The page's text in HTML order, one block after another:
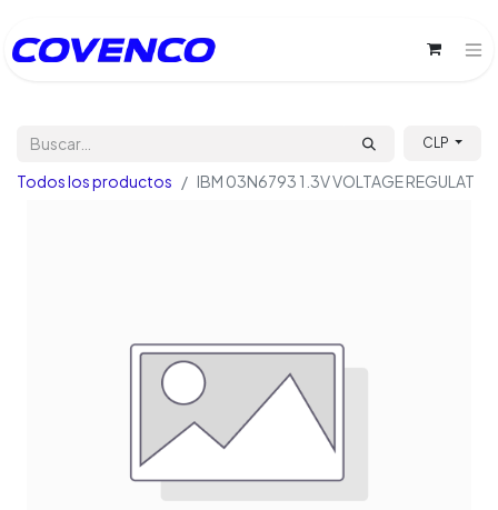
CLP
Todos los productos IBM 03N6793 1.3V VOLTAGE REGULAT